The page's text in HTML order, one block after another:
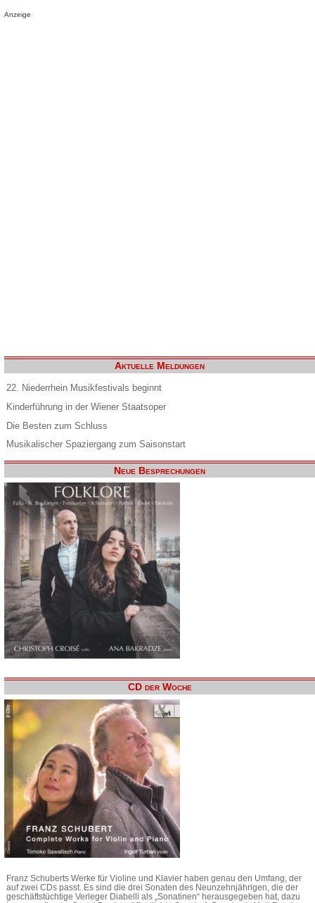
Anzeige
Aktuelle Meldungen
22. Niederrhein Musikfestivals beginnt
Kinderführung in der Wiener Staatsoper
Die Besten zum Schluss
Musikalischer Spaziergang zum Saisonstart
Neue Besprechungen
CD der Woche
Franz Schuberts Werke für Violine und Klavier haben genau den Umfang, der
auf zwei CDs passt. Es sind die drei Sonaten des Neunzehnjährigen, die der
geschäftstüchtige Verleger Diabelli als „Sonatinen“ herausgegeben hat, dazu